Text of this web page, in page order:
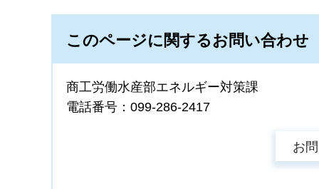
このページに関するお問い合わせ
商工労働水産部エネルギー対策課
電話番号：099-286-2417